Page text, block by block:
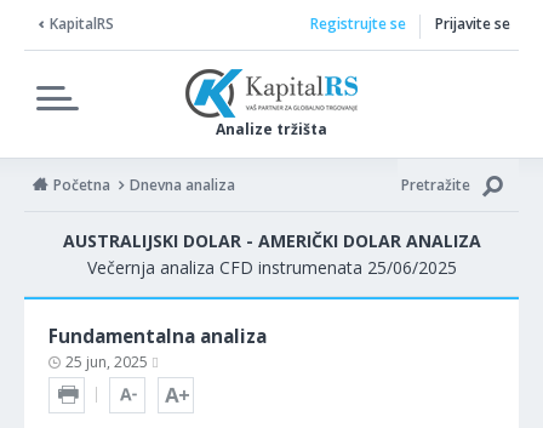
KapitalRS
Analize tržišta
Registrujte se Prijavite se
Početna Dnevna analiza Pretražite
AUSTRALIJSKI DOLAR - AMERIČKI DOLAR ANALIZA
Večernja analiza CFD instrumenata 25/06/2025
Fundamentalna analiza
25 jun, 2025